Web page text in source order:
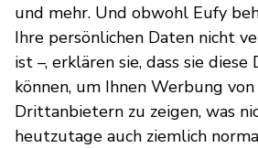
und mehr. Und obwohl Eufy
Ihre persönlichen Daten nicht
ist –, erklären sie, dass sie
können, um Ihnen Werbung
Drittanbietern zu zeigen, was
heutzutage auch ziemlich